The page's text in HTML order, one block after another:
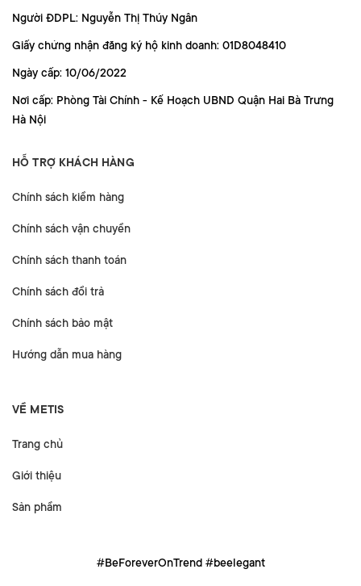
Người ĐDPL: Nguyễn Thị Thúy Ngân
Giấy chứng nhận đăng ký hộ kinh doanh: 01D8048410
Ngày cấp: 10/06/2022
Nơi cấp: Phòng Tài Chính - Kế Hoạch UBND Quận Hai Bà Trưng
Hà Nội
HỖ TRỢ KHÁCH HÀNG
Chính sách kiểm hàng
Chính sách vận chuyển
Chính sách thanh toán
Chính sách đổi trả
Chính sách bảo mật
Hướng dẫn mua hàng
VỀ METIS
Trang chủ
Giới thiệu
Sản phẩm
#BeForeverOnTrend #beelegant